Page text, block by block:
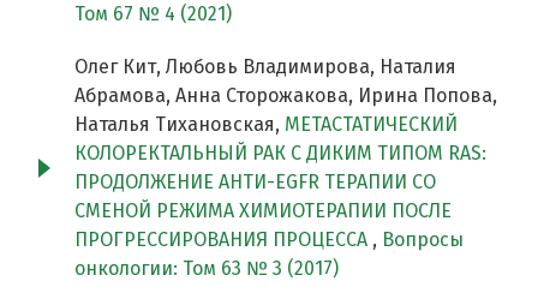
Том 67 № 4 (2021)
Олег Кит, Любовь Владимирова, Наталия
Абрамова, Анна Сторожакова, Ирина Попова,
Наталья Тихановская, МЕТАСТАТИЧЕСКИЙ
КОЛОРЕКТАЛЬНЫЙ РАК С ДИКИМ ТИПОМ RAS:
ПРОДОЛЖЕНИЕ АНТИ-EGFR ТЕРАПИИ СО
СМЕНОЙ РЕЖИМА ХИМИОТЕРАПИИ ПОСЛЕ
ПРОГРЕССИРОВАНИЯ ПРОЦЕССА , Вопросы
онкологии: Том 63 № 3 (2017)